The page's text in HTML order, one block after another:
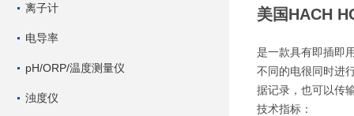
离子计
电导率
pH/ORP/温度测量仪
浊度仪
美国HACH
是一款具有即插即
不同的电很同时进
据记录，也可以传
技术指标：